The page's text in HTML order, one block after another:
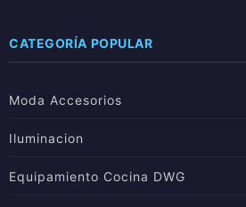
CATEGORÍA POPULAR
Moda Accesorios
Iluminacion
Equipamiento Cocina DWG